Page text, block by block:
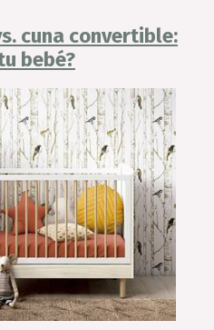
cuna convertible:
bebé?